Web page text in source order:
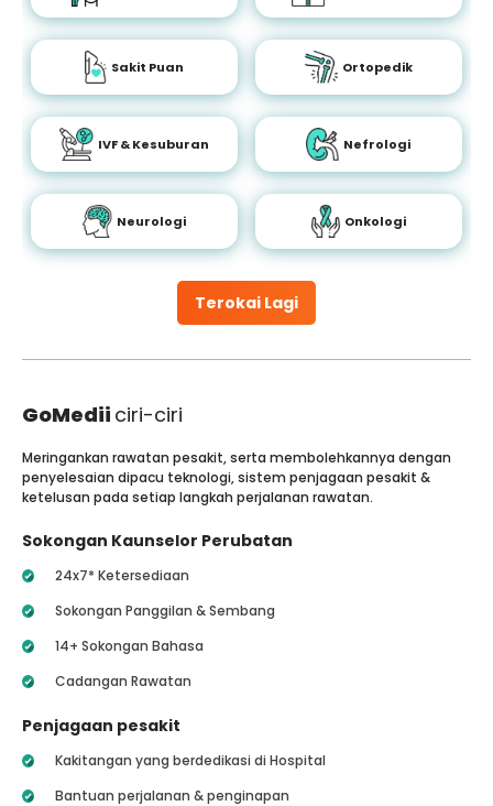
Terokai Lagi
Sakit Puan Ortopedik
IVF & Kesuburan Nefrologi
Neurologi Onkologi
GoMedii ciri-ciri
Meringankan rawatan pesakit, serta membolehkannya dengan
penyelesaian dipacu teknologi, sistem penjagaan pesakit &
ketelusan pada setiap langkah perjalanan rawatan.
Sokongan Kaunselor Perubatan
24x7* Ketersediaan
Sokongan Panggilan & Sembang
14+ Sokongan Bahasa
Cadangan Rawatan
Penjagaan pesakit
Kakitangan yang berdedikasi di Hospital
Bantuan perjalanan & penginapan